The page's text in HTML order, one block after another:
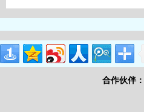
合作伙伴：